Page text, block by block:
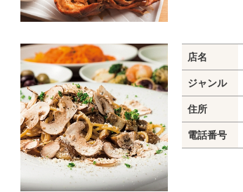
店名
ジャンル
住所
電話番号